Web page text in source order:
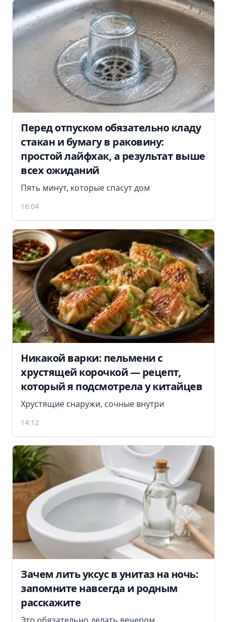
Перед отпуском обязательно кладу
стакан и бумагу в раковину:
простой лайфхак, а результат выше
всех ожиданий
Пять минут, которые спасут дом
16:04
Никакой варки: пельмени с
хрустящей корочкой — рецепт,
который я подсмотрела у китайцев
Хрустящие снаружи, сочные внутри
14:12
Зачем лить уксус в унитаз на ночь:
запомните навсегда и родным
расскажите